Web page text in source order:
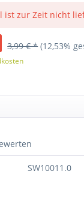
ist zur Zeit nicht
3,99 € * (12,53%
SW10011.0